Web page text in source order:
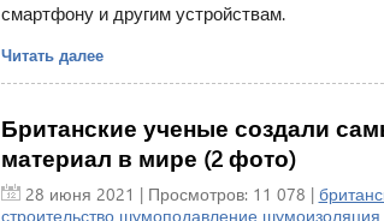
смартфону и другим устройствам.
Читать далее
Британские ученые создали
материал в мире (2 фото)
28 июня 2021 | Просмотров: 11 078 |
строительство шумоподавление шумоизоляция